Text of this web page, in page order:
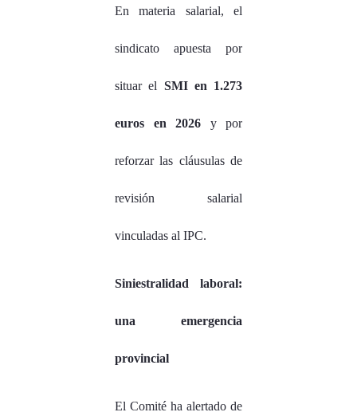
En materia salarial, el
sindicato apuesta por
situar el SMI en 1.273
euros en 2026 y por
reforzar las cláusulas de
revisión salarial
vinculadas al IPC.
Siniestralidad laboral:
una emergencia
provincial
El Comité ha alertado de